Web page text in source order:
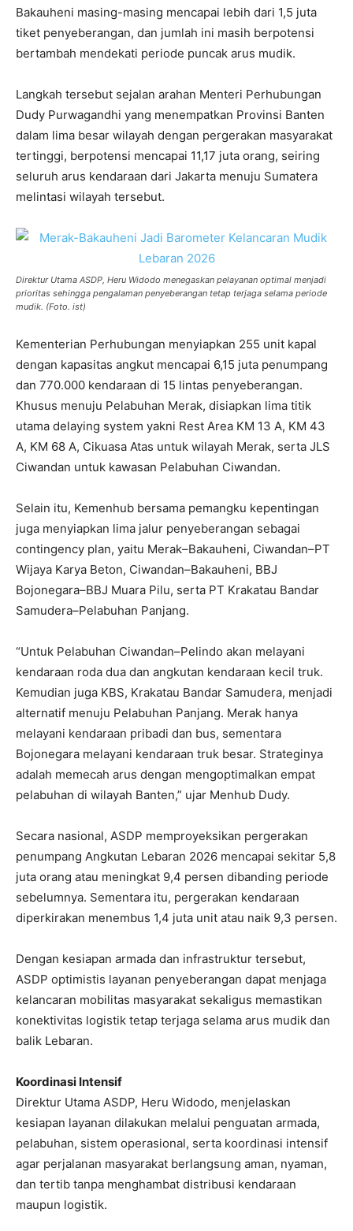
Bakauheni masing-masing mencapai lebih dari 1,5 juta
tiket penyeberangan, dan jumlah ini masih berpotensi
bertambah mendekati periode puncak arus mudik.
Langkah tersebut sejalan arahan Menteri Perhubungan
Dudy Purwagandhi yang menempatkan Provinsi Banten
dalam lima besar wilayah dengan pergerakan masyarakat
tertinggi, berpotensi mencapai 11,17 juta orang, seiring
seluruh arus kendaraan dari Jakarta menuju Sumatera
melintasi wilayah tersebut.
Direktur Utama ASDP, Heru Widodo menegaskan pelayanan optimal menjadi
prioritas sehingga pengalaman penyeberangan tetap terjaga selama periode
mudik. (Foto. ist)
Kementerian Perhubungan menyiapkan 255 unit kapal
dengan kapasitas angkut mencapai 6,15 juta penumpang
dan 770.000 kendaraan di 15 lintas penyeberangan.
Khusus menuju Pelabuhan Merak, disiapkan lima titik
utama delaying system yakni Rest Area KM 13 A, KM 43
A, KM 68 A, Cikuasa Atas untuk wilayah Merak, serta JLS
Ciwandan untuk kawasan Pelabuhan Ciwandan.
Selain itu, Kemenhub bersama pemangku kepentingan
juga menyiapkan lima jalur penyeberangan sebagai
contingency plan, yaitu Merak–Bakauheni, Ciwandan–PT
Wijaya Karya Beton, Ciwandan–Bakauheni, BBJ
Bojonegara–BBJ Muara Pilu, serta PT Krakatau Bandar
Samudera–Pelabuhan Panjang.
“Untuk Pelabuhan Ciwandan–Pelindo akan melayani
kendaraan roda dua dan angkutan kendaraan kecil truk.
Kemudian juga KBS, Krakatau Bandar Samudera, menjadi
alternatif menuju Pelabuhan Panjang. Merak hanya
melayani kendaraan pribadi dan bus, sementara
Bojonegara melayani kendaraan truk besar. Strateginya
adalah memecah arus dengan mengoptimalkan empat
pelabuhan di wilayah Banten,” ujar Menhub Dudy.
Secara nasional, ASDP memproyeksikan pergerakan
penumpang Angkutan Lebaran 2026 mencapai sekitar 5,8
juta orang atau meningkat 9,4 persen dibanding periode
sebelumnya. Sementara itu, pergerakan kendaraan
diperkirakan menembus 1,4 juta unit atau naik 9,3 persen.
Dengan kesiapan armada dan infrastruktur tersebut,
ASDP optimistis layanan penyeberangan dapat menjaga
kelancaran mobilitas masyarakat sekaligus memastikan
konektivitas logistik tetap terjaga selama arus mudik dan
balik Lebaran.
Koordinasi Intensif
Direktur Utama ASDP, Heru Widodo, menjelaskan
kesiapan layanan dilakukan melalui penguatan armada,
pelabuhan, sistem operasional, serta koordinasi intensif
agar perjalanan masyarakat berlangsung aman, nyaman,
dan tertib tanpa menghambat distribusi kendaraan
maupun logistik.